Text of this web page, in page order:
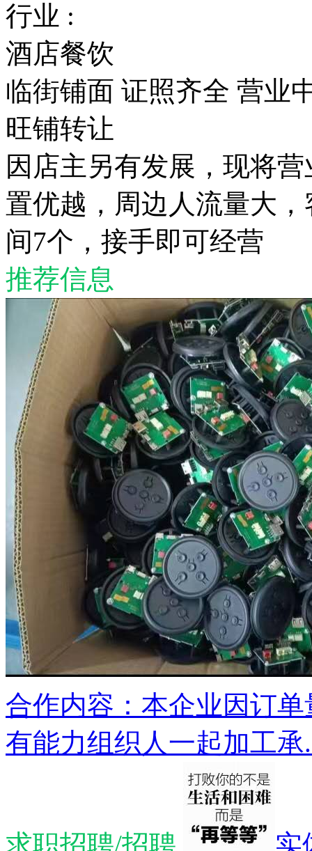
行业 :
酒店餐饮
临街铺面 证照齐全 营业
旺铺转让
因店主另有发展，现将
置优越，周边人流量大
间7个，接手即可经营
推荐信息
合作内容：本企业因订
有能力组织人一起加工承
求职招聘/招聘
实